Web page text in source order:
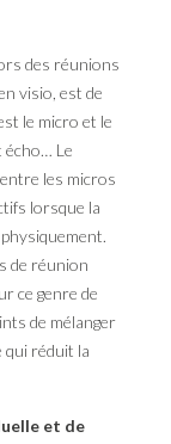
des réunions
visio, est de
le micro et le
écho… Le
les micros
lorsque la
de réunion
ce genre de
de mélanger
qui réduit la
et de